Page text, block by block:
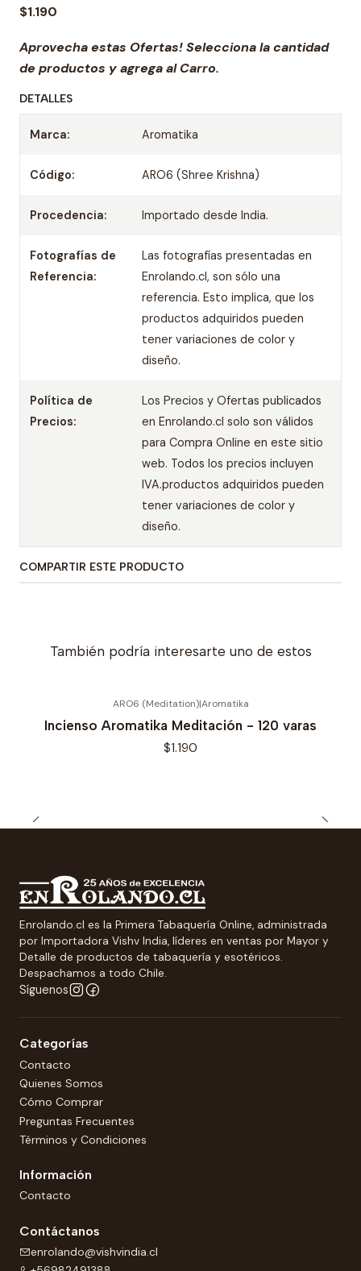
$1.190
Aprovecha estas Ofertas! Selecciona la cantidad
de productos y agrega al Carro.
DETALLES
Marca: Aromatika
Código: ARO6 (Shree Krishna)
Procedencia: Importado desde India.
Fotografías de
Referencia:
Las fotografías presentadas en
Enrolando.cl, son sólo una
referencia. Esto implica, que los
productos adquiridos pueden
tener variaciones de color y
diseño.
Política de
Precios:
Los Precios y Ofertas publicados
en Enrolando.cl solo son válidos
para Compra Online en este sitio
web. Todos los precios incluyen
IVA.productos adquiridos pueden
tener variaciones de color y
diseño.
COMPARTIR ESTE PRODUCTO
También podría interesarte uno de estos
ARO6 (Meditation)|Aromatika
Incienso Aromatika Meditación - 120 varas
$1.190
Enrolando.cl es la Primera Tabaquería Online, administrada
por Importadora Vishv India, líderes en ventas por Mayor y
Detalle de productos de tabaquería y esotéricos.
Despachamos a todo Chile.
Síguenos
Categorías
Contacto
Quienes Somos
Cómo Comprar
Preguntas Frecuentes
Términos y Condiciones
Información
Contacto
Contáctanos
enrolando@vishvindia.cl